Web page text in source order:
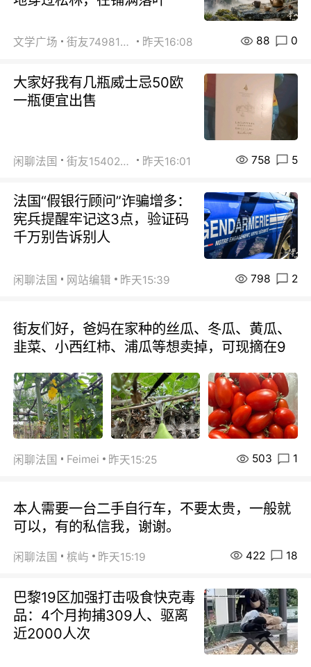
文学广场 街友74981146 昨天16:08 88 0
大家好我有几瓶威士忌50欧
一瓶便宜出售
闲聊法国 街友15402223 昨天16:01 758 5
法国“假银行顾问”诈骗增多：
宪兵提醒牢记这3点，验证码
千万别告诉别人
闲聊法国 网站编辑 昨天15:39 798 2
街友们好，爸妈在家种的丝瓜、冬瓜、黄瓜、
韭菜、小西红柿、浦瓜等想卖掉，可现摘在9
闲聊法国 Feimei 昨天15:25 503 1
本人需要一台二手自行车，不要太贵，一般就
可以，有的私信我，谢谢。
闲聊法国 槟屿 昨天15:19 422 18
巴黎19区加强打击吸食快克毒
品：4个月拘捕309人、驱离
近2000人次